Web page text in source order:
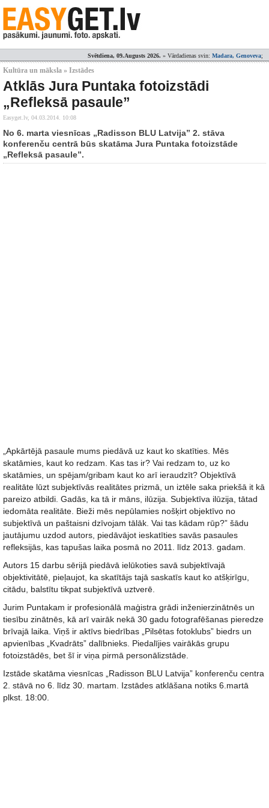
Svētdiena, 09.Augusts 2026. » Vārdadienas svin: Madara, Genoveva;
Kultūra un māksla » Izstādes
Atklās Jura Puntaka fotoizstādi
„Refleksā pasaule”
Easyget.lv, 04.03.2014. 10:08
No 6. marta viesnīcas „Radisson BLU Latvija” 2. stāva
konferenču centrā būs skatāma Jura Puntaka fotoizstāde
„Refleksā pasaule”.
„Apkārtējā pasaule mums piedāvā uz kaut ko skatīties. Mēs
skatāmies, kaut ko redzam. Kas tas ir? Vai redzam to, uz ko
skatāmies, un spējam/gribam kaut ko arī ieraudzīt? Objektīvā
realitāte lūzt subjektīvās realitātes prizmā, un iztēle saka priekšā it kā
pareizo atbildi. Gadās, ka tā ir māns, ilūzija. Subjektīva ilūzija, tātad
iedomāta realitāte. Bieži mēs nepūlamies nošķirt objektīvo no
subjektīvā un paštaisni dzīvojam tālāk. Vai tas kādam rūp?” šādu
jautājumu uzdod autors, piedāvājot ieskatīties savās pasaules
refleksijās, kas tapušas laika posmā no 2011. līdz 2013. gadam.
Autors 15 darbu sērijā piedāvā ielūkoties savā subjektīvajā
objektivitātē, pieļaujot, ka skatītājs tajā saskatīs kaut ko atšķirīgu,
citādu, balstītu tikpat subjektīvā uztverē.
Jurim Puntakam ir profesionālā maģistra grādi inženierzinātnēs un
tiesību zinātnēs, kā arī vairāk nekā 30 gadu fotografēšanas pieredze
brīvajā laika. Viņš ir aktīvs biedrības „Pilsētas fotoklubs” biedrs un
apvienības „Kvadrāts” dalībnieks. Piedalījies vairākās grupu
fotoizstādēs, bet šī ir viņa pirmā personālizstāde.
Izstāde skatāma viesnīcas „Radisson BLU Latvija” konferenču centra
2. stāvā no 6. līdz 30. martam. Izstādes atklāšana notiks 6.martā
plkst. 18:00.